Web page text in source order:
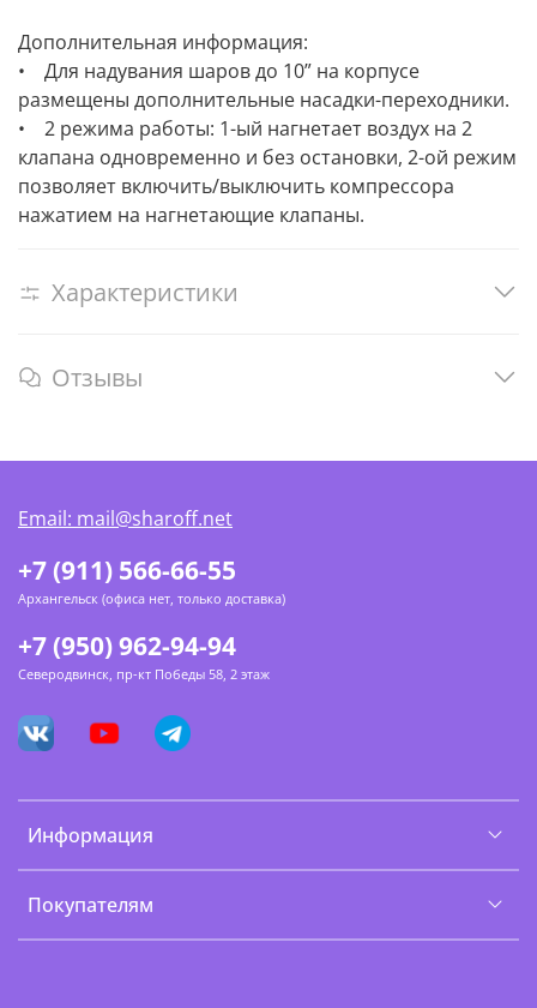
Дополнительная информация:
• Для надувания шаров до 10” на корпусе
размещены дополнительные насадки-переходники.
• 2 режима работы: 1-ый нагнетает воздух на 2
клапана одновременно и без остановки, 2-ой режим
позволяет включить/выключить компрессора
нажатием на нагнетающие клапаны.
Характеристики
Отзывы
Информация
Покупателям
+7 (911) 566-66-55
Архангельск (офиса нет, только доставка)
+7 (950) 962-94-94
Северодвинск, пр-кт Победы 58, 2 этаж
Email: mail@sharoff.net